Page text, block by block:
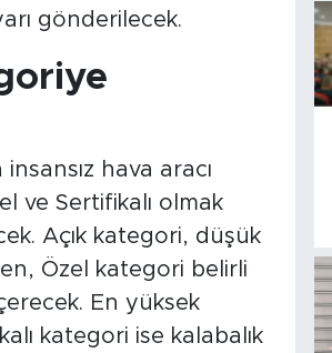
gönderilecek.
hava aracı
ve Sertifikalı olmak
Açık kategori, düşük
Özel kategori belirli
En yüksek
kategori ise kalabalık